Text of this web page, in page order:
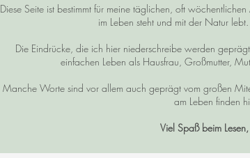
Diese Seite ist bestimmt für meine täglichen, oft
im Leben steht und mit der Natur
Die Eindrücke, die ich hier niederschreibe werden
einfachen Leben als Hausfrau, Großmutter,
Manche Worte sind vor allem auch geprägt vom großen
am Leben finden
Viel Spaß beim